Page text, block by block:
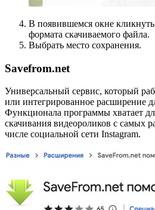
В появившемся окне
формата скачиваемого файла.
Выбрать место сохранения.
Savefrom.net
Универсальный сервис, который
или интегрированное расширение
Функционала программы хватает
скачивания видеороликов с самых
числе социальной сети Instagram.